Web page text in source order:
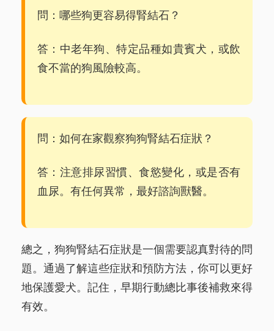
問：哪些狗更容易得腎結石？
答：中老年狗、特定品種如貴賓犬，或飲
食不當的狗風險較高。
問：如何在家觀察狗狗腎結石症狀？
答：注意排尿習慣、食慾變化，或是否有
血尿。有任何異常，最好諮詢獸醫。
總之，狗狗腎結石症狀是一個需要認真對待的問
題。通過了解這些症狀和預防方法，你可以更好
地保護愛犬。記住，早期行動總比事後補救來得
有效。